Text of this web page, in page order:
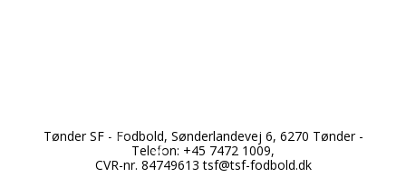
Tønder SF - Fodbold, Sønderlandevej 6, 6270 Tønder -
Telefon: +45 7472 1009,
CVR-nr. 84749613tsf@tsf-fodbold.dk
*
*
*